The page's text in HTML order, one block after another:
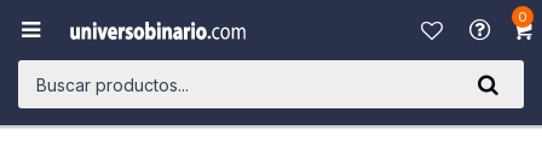
0
